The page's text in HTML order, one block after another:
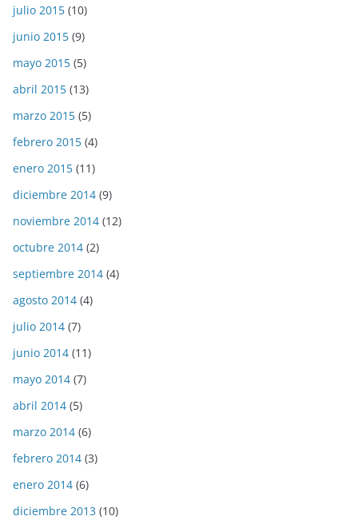
julio 2015 (10)
junio 2015 (9)
mayo 2015 (5)
abril 2015 (13)
marzo 2015 (5)
febrero 2015 (4)
enero 2015 (11)
diciembre 2014 (9)
noviembre 2014 (12)
octubre 2014 (2)
septiembre 2014 (4)
agosto 2014 (4)
julio 2014 (7)
junio 2014 (11)
mayo 2014 (7)
abril 2014 (5)
marzo 2014 (6)
febrero 2014 (3)
enero 2014 (6)
diciembre 2013 (10)